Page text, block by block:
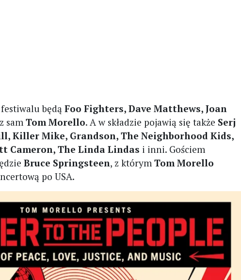
będą Foo Fighters, Dave Matthews, Joan
sam Tom Morello. A w składzie pojawią się także Serj
Killer Mike, Grandson, The Neighborhood Kids,
Cameron, The Linda Lindas i inni. Gościem
Bruce Springsteen, z którymTom Morello
po USA.